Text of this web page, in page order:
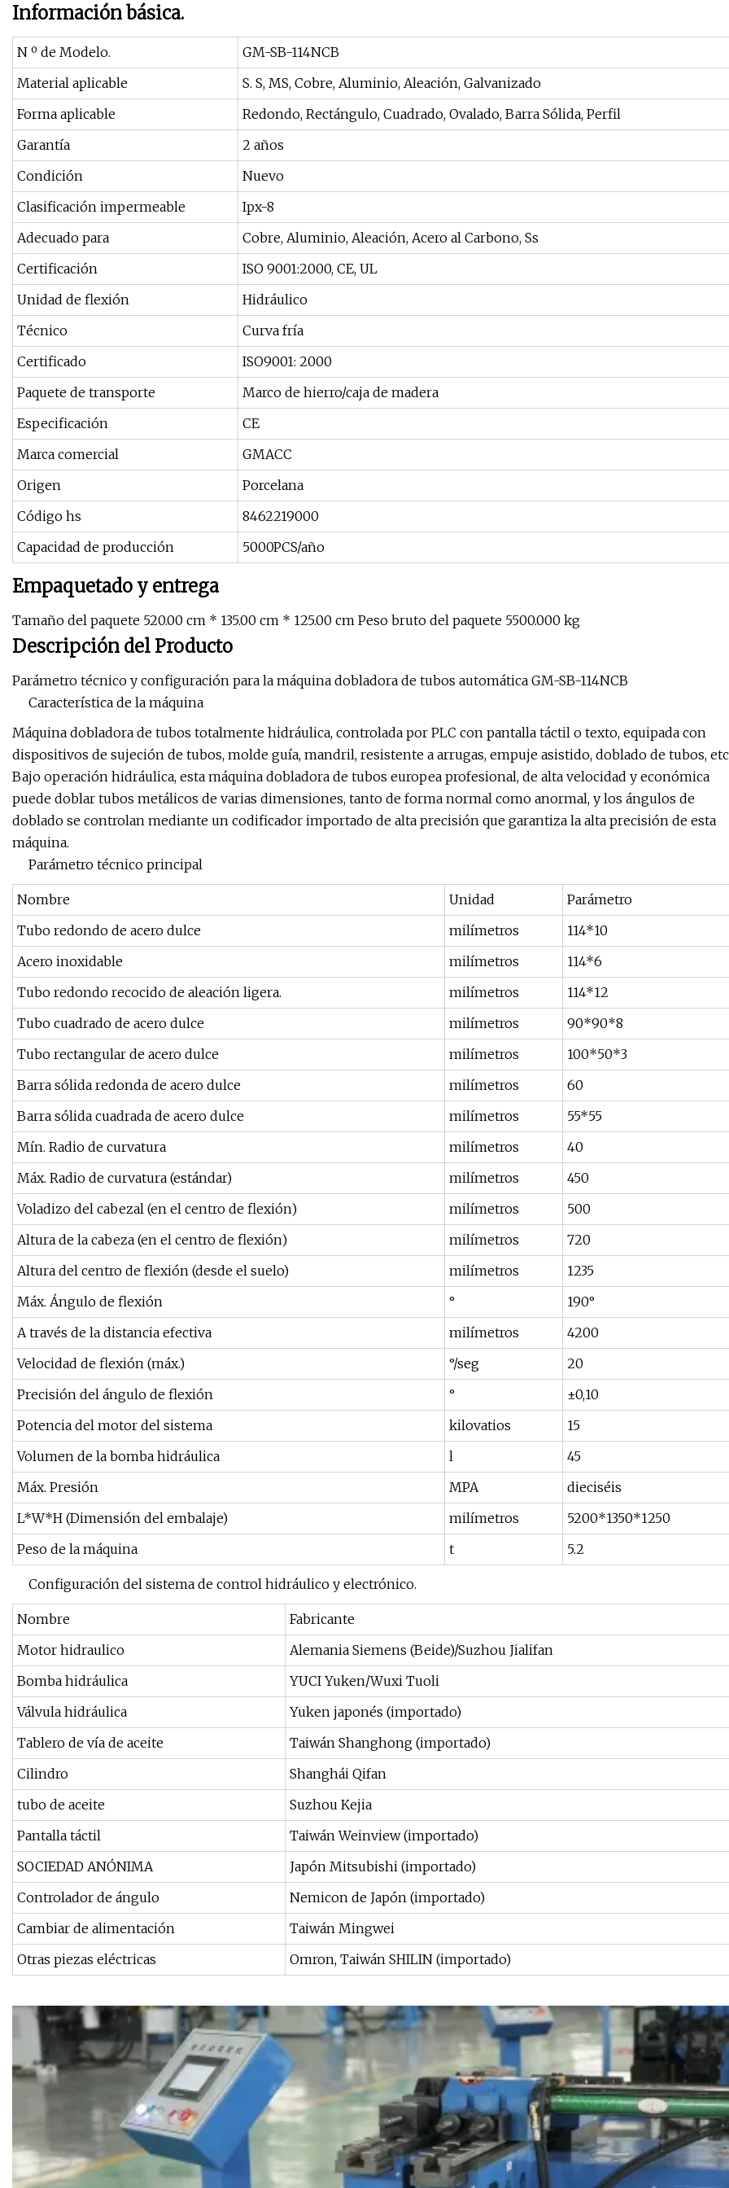
Información básica.
N º de Modelo.
GM-SB-114NCB
Material aplicable
S. S, MS, Cobre, Aluminio, Aleación, Galvanizado
Forma aplicable
Redondo, Rectángulo, Cuadrado, Ovalado, Barra Sólida, Perfil
Garantía
2 años
Condición
Nuevo
Clasificación impermeable
Ipx-8
Adecuado para
Cobre, Aluminio, Aleación, Acero al Carbono, Ss
Certificación
ISO 9001:2000, CE, UL
Unidad de flexión
Hidráulico
Técnico
Curva fría
Certificado
ISO9001: 2000
Paquete de transporte
Marco de hierro/caja de madera
Especificación
CE
Marca comercial
GMACC
Origen
Porcelana
Código hs
8462219000
Capacidad de producción
5000PCS/año
Empaquetado y entrega
Tamaño del paquete 520.00 cm * 135.00 cm * 125.00 cm Peso bruto del paquete 5500.000 kg
Descripción del Producto
Parámetro técnico y configuración para la máquina dobladora de tubos automática GM-SB-114NCB
Característica de la máquina
Máquina dobladora de tubos totalmente hidráulica, controlada por PLC con pantalla táctil o texto, equipada con
dispositivos de sujeción de tubos, molde guía, mandril, resistente a arrugas, empuje asistido, doblado de tubos,
Bajo operación hidráulica, esta máquina dobladora de tubos europea profesional, de alta velocidad y económica
puede doblar tubos metálicos de varias dimensiones, tanto de forma normal como anormal, y los ángulos de
doblado se controlan mediante un codificador importado de alta precisión que garantiza la alta precisión de esta
máquina.
Parámetro técnico principal
Nombre Unidad
Parámetro
Tubo redondo de acero dulce
milímetros
114*10
Acero inoxidable
milímetros
114*6
Tubo redondo recocido de aleación ligera.
milímetros
114*12
Tubo cuadrado de acero dulce
milímetros
90*90*8
Tubo rectangular de acero dulce
milímetros
100*50*3
Barra sólida redonda de acero dulce
milímetros
60
Barra sólida cuadrada de acero dulce
milímetros
55*55
Mín. Radio de curvatura
milímetros
40
Máx. Radio de curvatura (estándar)
milímetros
450
Voladizo del cabezal (en el centro de flexión)
milímetros
500
Altura de la cabeza (en el centro de flexión)
milímetros
720
Altura del centro de flexión (desde el suelo)
milímetros
1235
Máx. Ángulo de flexión
°
190°
A través de la distancia efectiva
milímetros
4200
Velocidad de flexión (máx.)
°/seg
20
Precisión del ángulo de flexión
°
±0,10
Potencia del motor del sistema
kilovatios
15
Volumen de la bomba hidráulica
l
45
Máx. Presión
MPA
dieciséis
L*W*H (Dimensión del embalaje)
milímetros
5200*1350*1250
Peso de la máquina
t 5.2
Configuración del sistema de control hidráulico y electrónico.
Nombre
Fabricante
Motor hidraulico
Alemania Siemens (Beide)/Suzhou Jialifan
Bomba hidráulica
YUCI Yuken/Wuxi Tuoli
Válvula hidráulica
Yuken japonés (importado)
Tablero de vía de aceite
Taiwán Shanghong (importado)
Cilindro
Shanghái Qifan
tubo de aceite
Suzhou Kejia
Pantalla táctil
Taiwán Weinview (importado)
SOCIEDAD ANÓNIMA
Japón Mitsubishi (importado)
Controlador de ángulo
Nemicon de Japón (importado)
Cambiar de alimentación
Taiwán Mingwei
Otras piezas eléctricas
Omron, Taiwán SHILIN (importado)